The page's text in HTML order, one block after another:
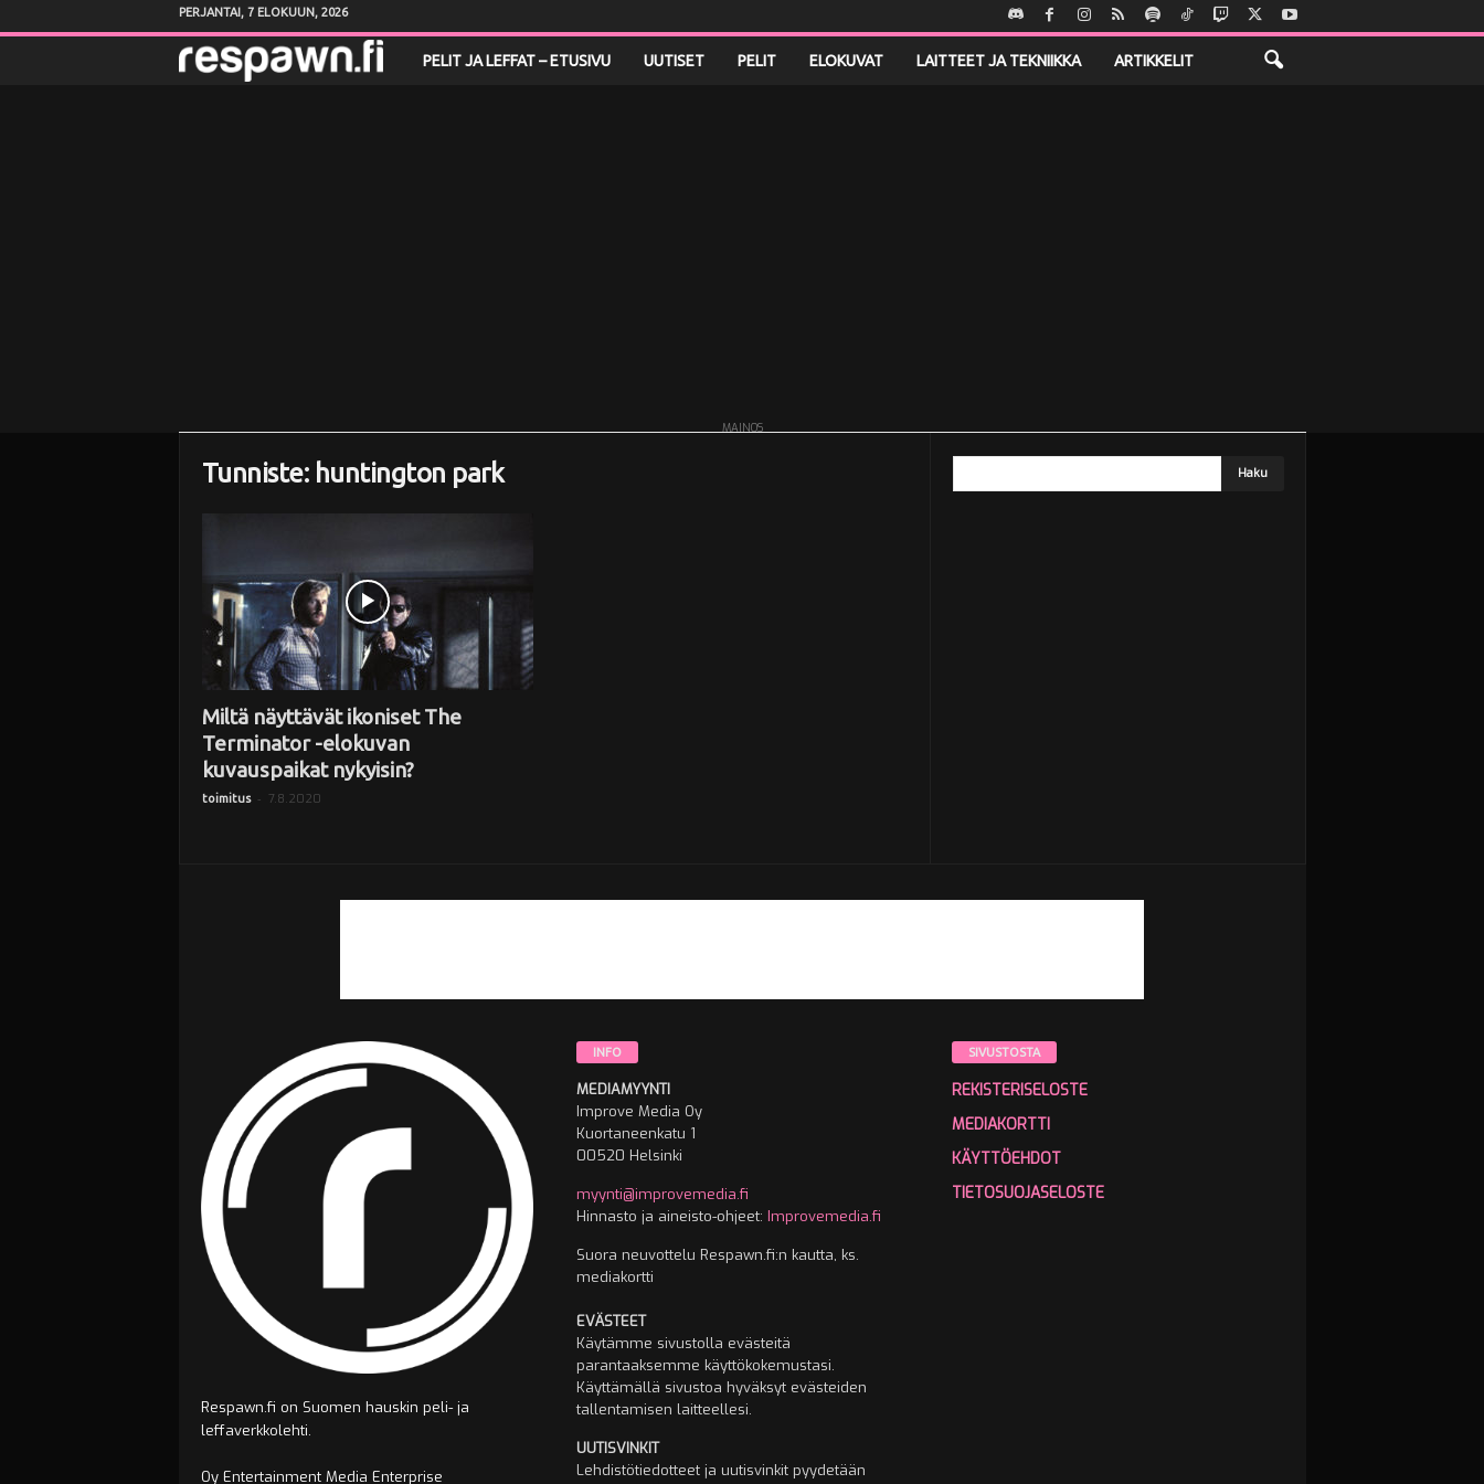
PERJANTAI, 7 ELOKUUN, 2026
PELIT JA LEFFAT – ETUSIVU UUTISET PELIT ELOKUVAT LAITTEET JA TEKNIIKKA ARTIKKELIT
MAINOS
Tunniste: huntington park
Miltä näyttävät ikoniset The
Terminator -elokuvan
kuvauspaikat nykyisin?
toimitus - 7.8.2020
Respawn.fi on Suomen hauskin peli- ja
leffaverkkolehti.
Oy Entertainment Media Enterprise
INFO
MEDIAMYYNTI
Improve Media Oy
Kuortaneenkatu 1
00520 Helsinki
myynti@improvemedia.fi
Hinnasto ja aineisto-ohjeet: Improvemedia.fi
Suora neuvottelu Respawn.fi:n kautta, ks.
mediakortti
EVÄSTEET
Käytämme sivustolla evästeitä
parantaaksemme käyttökokemustasi.
Käyttämällä sivustoa hyväksyt evästeiden
tallentamisen laitteellesi.
UUTISVINKIT
Lehdistötiedotteet ja uutisvinkit pyydetään
SIVUSTOSTA
REKISTERISELOSTE
MEDIAKORTTI
KÄYTTÖEHDOT
TIETOSUOJASELOSTE